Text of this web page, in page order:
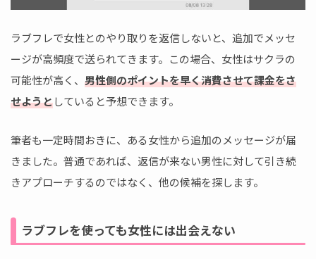
ラブフレで女性とのやり取りを返信しないと、追加でメッセ
ージが高頻度で送られてきます。この場合、女性はサクラの
可能性が高く、 男性側のポイントを早く消費させて課金をさ
せようとしていると予想できます。
筆者も一定時間おきに、ある女性から追加のメッセージが届
きました。普通であれば、返信が来ない男性に対して引き続
きアプローチするのではなく、他の候補を探します。
ラブフレを使っても女性には出会えない